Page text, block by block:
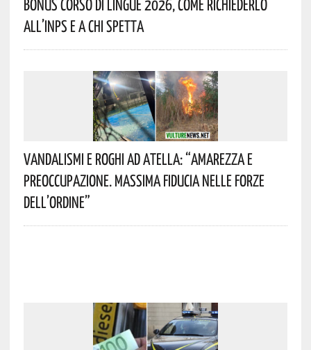
Bonus Corso Di Lingue 2026, Come Richiederlo
All’INPS E A Chi Spetta
Vandalismi E Roghi Ad Atella: “Amarezza E
Preoccupazione. Massima Fiducia Nelle Forze
Dell’Ordine”